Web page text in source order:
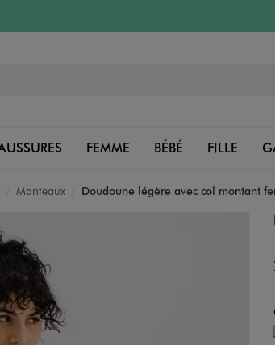
FEMME BÉBÉ FILLE
Manteaux Doudoune légère avec col montant